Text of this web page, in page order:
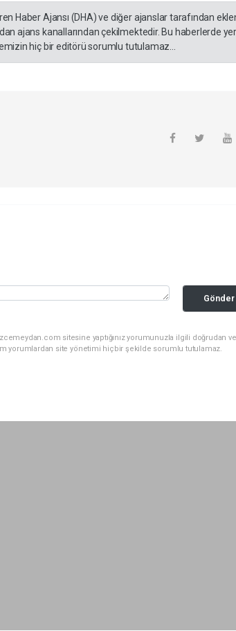
Haber Ajansı (DHA) ve diğer ajanslar tarafından
ajans kanallarından çekilmektedir. Bu haberlerde yer
hiç bir editörü sorumlu tutulamaz...
Gönder
sitesine yaptığınız yorumunuzla ilgili doğrudan
yorumlardan site yönetimi hiçbir şekilde sorumlu tutulamaz.